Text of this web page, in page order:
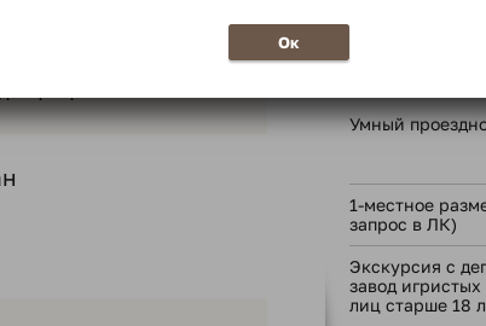
После прибытия в Ярославль
следующему по маршруту
Умный
1-местное
запрос в ЛК)
Экскурсия с
завод игристых
лиц старше 18
Ок